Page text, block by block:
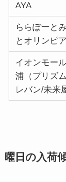
AYA
ららぽーと
とオリンピア
イオンモー
浦（プリズ
レバン/未来
曜日の入荷